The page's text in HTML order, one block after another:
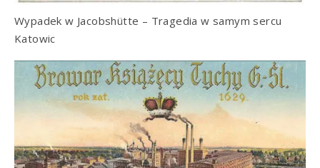
Wypadek w Jacobshütte – Tragedia w samym sercu
Katowic